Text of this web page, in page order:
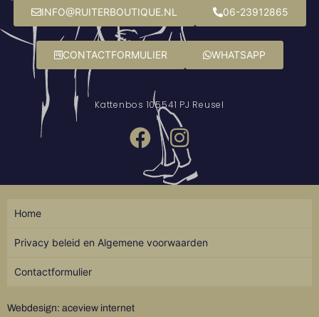
INFO@RUITERBOUTIQUE.NL 06-23912865
CONTACTFORMULIER WHATSAPP
Kattenbos 105541 PJ Reusel
Webdesign: aceview internet
Home
Privacy beleid en Algemene voorwaarden
Contactformulier